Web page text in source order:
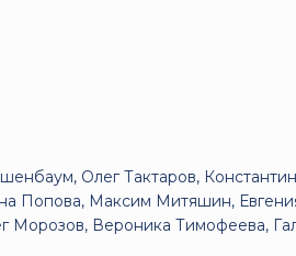
Олег Тактаров,
Попова, Максим Митяшин,
Морозов, Вероника Тимофеева,